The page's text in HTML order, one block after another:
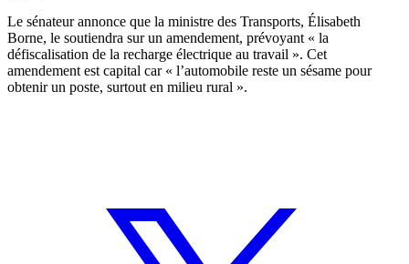
Le sénateur annonce que la ministre des Transports, Élisabeth
Borne, le soutiendra surun amendement, prévoyant « la
défiscalisation de la recharge électrique au travail ». Cet
amendement est capital car « l’automobile reste un sésame pour
obtenir un poste, surtout en milieu rural ».